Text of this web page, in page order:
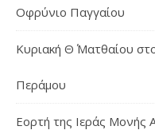
Οφρύνιο Παγγαίου
Κυριακή Θ΄ Ματθαίου
Περάμου
Εορτή της Ιεράς Μονής